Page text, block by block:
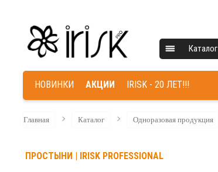
Каталог
НОВИНКИ АКЦИИ IRISK - 20 ЛЕТ!!!
Главная Каталог Одноразовая продукция
ПРОСТЫНИ | IRISK PROFESSIONAL